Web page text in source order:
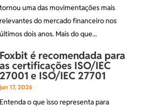
tornou uma das movimentações mais
relevantes do mercado financeiro nos
últimos dois anos. Mais do que...
Foxbit é recomendada para
as certificações ISO/IEC
27001 e ISO/IEC 27701
jun 17, 2026
Entenda o que isso representa para